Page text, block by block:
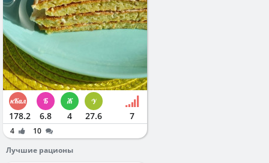
178.2 6.8 4 27.6 7
4
10
Лучшие рационы